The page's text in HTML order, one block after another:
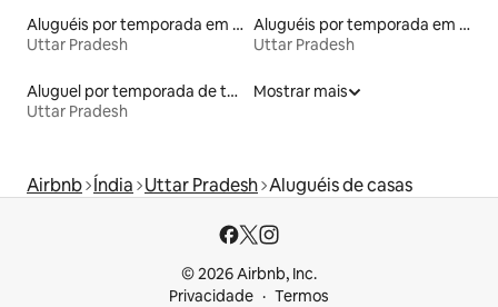
Aluguéis por temporada em albergue
Uttar Pradesh
Aluguéis por temporada em acampamentos
Uttar Pradesh
Aluguel por temporada de townhouses
Uttar Pradesh
Mostrar mais
Airbnb Índia Uttar Pradesh Aluguéis de casas
© 2026 Airbnb, Inc.
Privacidade
Termos